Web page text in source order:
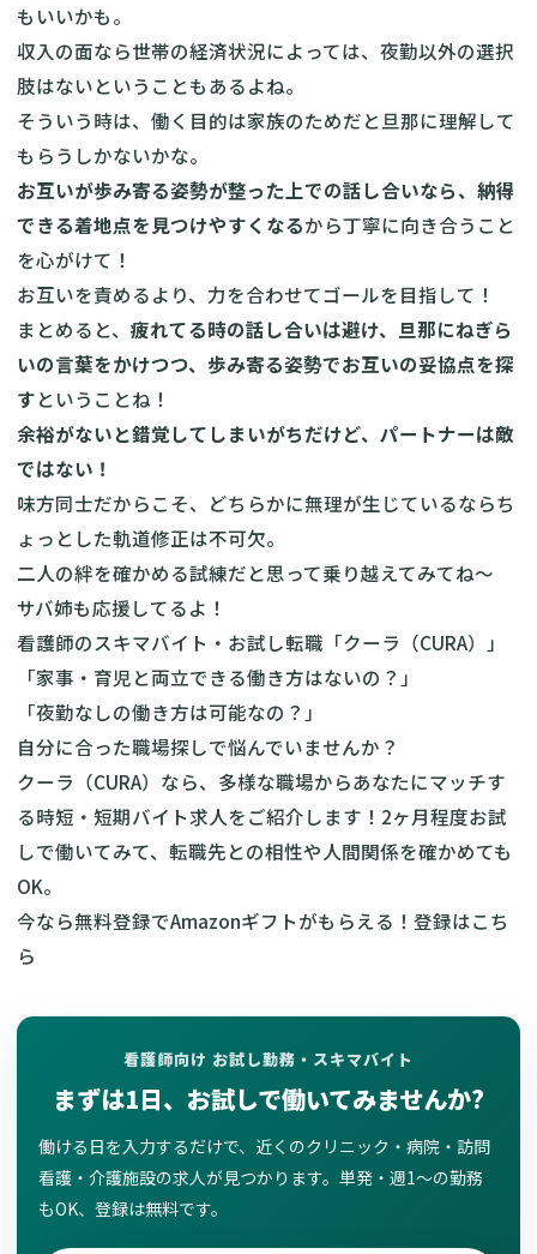
もいいかも。
収入の面なら世帯の経済状況によっては、夜勤以外の選択
肢はないということもあるよね。
そういう時は、働く目的は家族のためだと旦那に理解して
もらうしかないかな。
お互いが歩み寄る姿勢が整った上での話し合いなら、納得
できる着地点を見つけやすくなるから丁寧に向き合うこと
を心がけて！
お互いを責めるより、力を合わせてゴールを目指して！
まとめると、 疲れてる時の話し合いは避け、旦那にねぎら
いの言葉をかけつつ、歩み寄る姿勢でお互いの妥協点を探
すということね！
余裕がないと錯覚してしまいがちだけど、パートナーは敵
ではない！
味方同士だからこそ、どちらかに無理が生じているならち
ょっとした軌道修正は不可欠。
二人の絆を確かめる試練だと思って乗り越えてみてね～
サバ姉も応援してるよ！
看護師のスキマバイト・お試し転職「クーラ（CURA）」
「家事・育児と両立できる働き方はないの？」
「夜勤なしの働き方は可能なの？」
自分に合った職場探しで悩んでいませんか？
クーラ（CURA）なら、多様な職場からあなたにマッチす
る時短・短期バイト求人をご紹介します！2ヶ月程度お試
しで働いてみて、転職先との相性や人間関係を確かめても
OK。
今なら無料登録でAmazonギフトがもらえる！ 登録はこち
ら
看護師向け お試し勤務・スキマバイト
まずは1日、お試しで働いてみませんか?
働ける日を入力するだけで、近くのクリニック・病院・訪問
看護・介護施設の求人が見つかります。単発・週1〜の勤務
もOK、登録は無料です。